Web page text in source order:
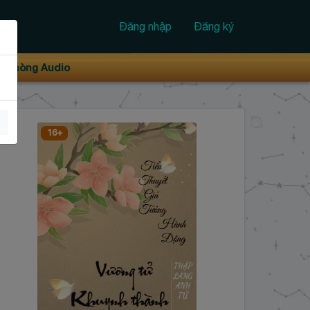
Đăng nhập Đăng ký
Phòng Audio
16+